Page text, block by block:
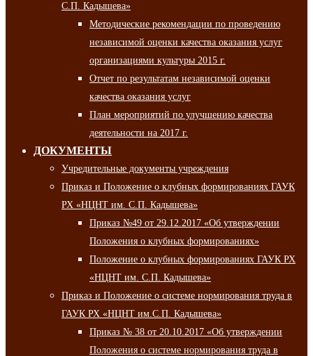
С.П. Кадышева»
Методические рекомендации по проведению
независимой оценки качества оказания услуг
организациями культуры 2015 г.
Отчет по результатам независимой оценки
качества оказания услуг
План мероприятий по улучшению качества
деятельности на 2017 г.
ДОКУМЕНТЫ
Учредительные документы учреждения
Приказ и Положение о клубных формированиях ГАУК
РХ «НЦНТ им. С.П. Кадышева»
Приказ №49 от 29.12.2017 «Об утверждении
Положения о клубных формированиях»
Положение о клубных формированиях ГАУК РХ
«НЦНТ им. С.П. Кадышева»
Приказ и Положение о системе нормирования труда в
ГАУК РХ «НЦНТ им.С.П. Кадышева»
Приказ № 38 от 20.10.2017 «Об утверждении
Положения о системе нормирования труда в